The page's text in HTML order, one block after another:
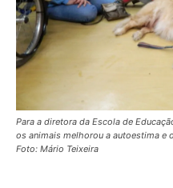
Para a diretora da Escola de
os animais melhorou a autoestima e
Foto: Mário Teixeira